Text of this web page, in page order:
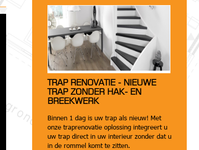
TRAP RENOVATIE - NIEUWE
TRAP ZONDER HAK- EN
BREEKWERK
Binnen 1 dag is uw trap als nieuw! Met
onze traprenovatie oplossing integreert u
uw trap direct in uw interieur zonder dat u
in de rommel komt te zitten.